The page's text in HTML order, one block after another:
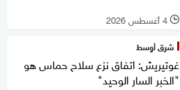
l 4 أغسطس 2026
شرق أوسط
غوتيريش: اتفاق نزع سلاح حماس هو
"الخبر السار الوحيد"